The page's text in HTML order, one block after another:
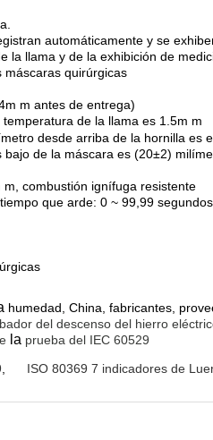
automáticamente y se
llama y de la exhibición de
máscaras quirúrgicas
m antes de entrega)
de la llama es 1.5m m
desde arriba de la hornilla es
de la máscara es (20±2)
combustión ignífuga resistente
que arde: 0 ~ 99,99
humedad, China, fabricantes,
del descenso del hierro
la prueba del IEC 60529
ISO 80369 7 indicadores de Luer